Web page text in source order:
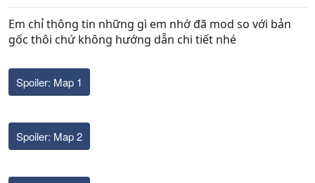
Em chỉ thông tin những gì em nhớ đã mod so với bản
gốc thôi chứ không hướng dẫn chi tiết nhé
Spoiler: Map 1
Spoiler: Map 2